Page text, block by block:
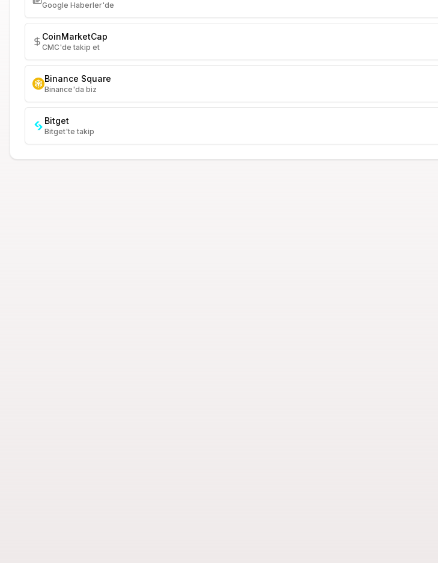
Google Haberler'de
CoinMarketCap
CMC'de takip et
Binance Square
Binance'da biz
Bitget
Bitget'te takip